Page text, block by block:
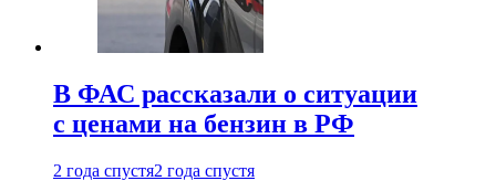
В ФАС рассказали о ситуации
с ценами на бензин в РФ
2 года спустя2 года спустя